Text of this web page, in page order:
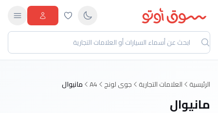
الرئيسية العلامات التجارية جوى لونج A4 مانيوال
مانيوال